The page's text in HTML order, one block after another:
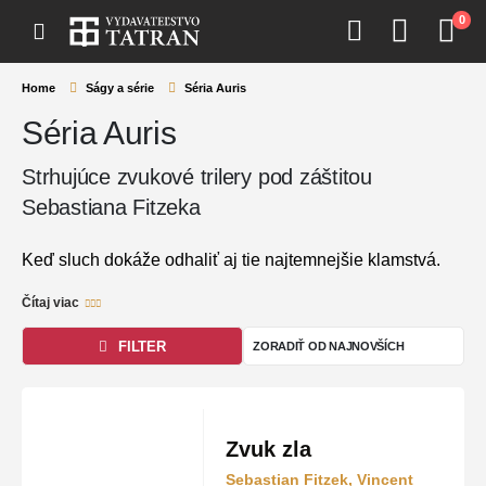
0
Home Ságy a série Séria Auris
Séria Auris
Strhujúce zvukové trilery pod záštitou
Sebastiana Fitzeka
Keď sluch dokáže odhaliť aj tie najtemnejšie klamstvá.
nemecký majster napätia
sveta trilerov úplne nový rozmer. Hlavnou postavou
príbehov je kontroverzný profesorMatthias Hegel–
Čítaj viac
FILTER
Zvuk zla
Sebastian Fitzek, Vincent